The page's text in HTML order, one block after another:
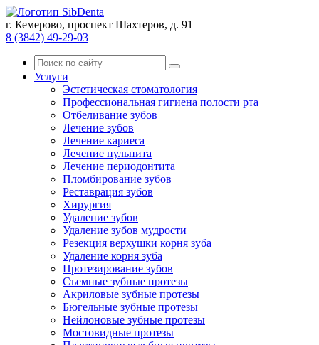
г. Кемерово, проспект Шахтеров, д. 91
8 (3842) 49-29-03
Услуги
Эстетическая стоматология
Профессиональная гигиена полости рта
Отбеливание зубов
Лечение зубов
Лечение кариеса
Лечение пульпита
Лечение периодонтита
Пломбирование зубов
Реставрация зубов
Хирургия
Удаление зубов
Удаление зубов мудрости
Резекция верхушки корня зуба
Удаление корня зуба
Протезирование зубов
Съемные зубные протезы
Акриловые зубные протезы
Бюгельные зубные протезы
Нейлоновые зубные протезы
Мостовидные протезы